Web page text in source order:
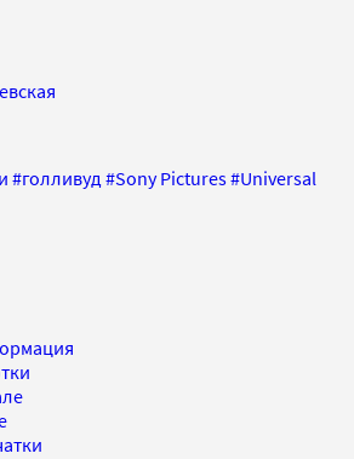
#голливуд#Sony Pictures#Universal